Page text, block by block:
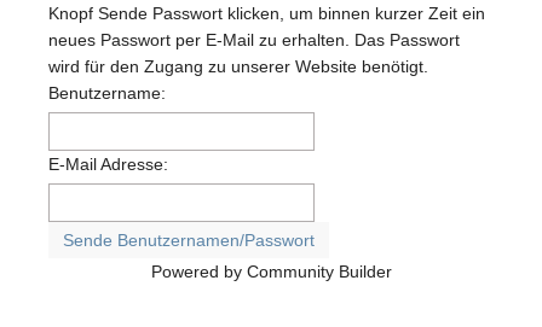
Knopf Sende Passwort klicken, um binnen kurzer Zeit ein
neues Passwort per E-Mail zu erhalten. Das Passwort
wird für den Zugang zu unserer Website benötigt.
Benutzername:
E-Mail Adresse:
Powered by Community Builder